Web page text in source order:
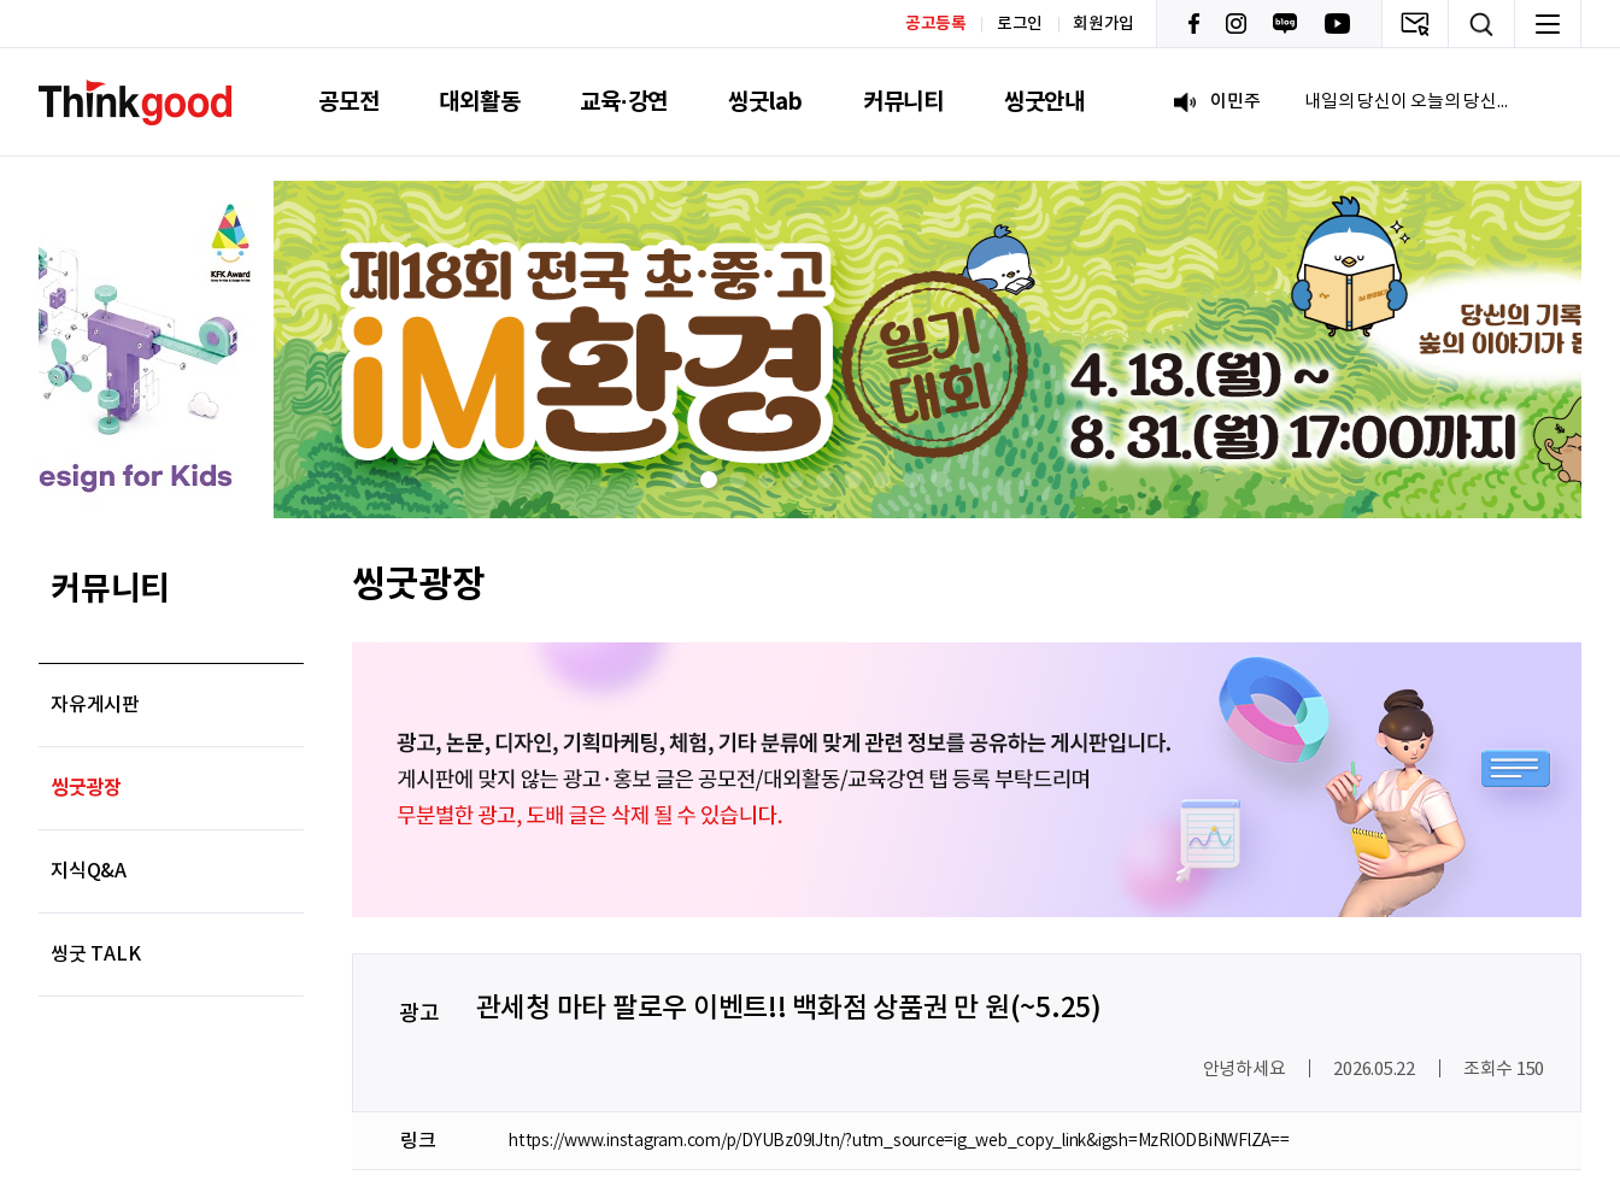
공고등록 로그인 회원가입
공모전 대외활동 교육·강연 씽굿lab 커뮤니티 씽굿안내
092
이민주 내일의 당신이 오늘의 당신보다 낫길!
최온유 노력은 해봐야지
이지현 화이틍
이현경 예술은 삶이자 죽음의 역사다.
홍성현 강원지역 스타트업을 지원하고 있습니다. 화이팅!
전미선 함께의 힘이 더 커지길 기원합니다 :&#41;
092
내일의 당신이 오늘의 당신보다 낫길!
이채원 광고대상
노력은 해봐야지
커뮤니티
자유게시판
씽굿광장
지식Q&A
씽굿 TALK
씽굿광장
광고 관세청 마타 팔로우 이벤트!! 백화점 상품권 만 원(~5.25)
안녕하세요 2026.05.22 조회수 150
링크 https://www.instagram.com/p/DYUBz09lJtn/?utm_source=ig_web_copy_link&igsh=MzRlODBiNWFlZA==